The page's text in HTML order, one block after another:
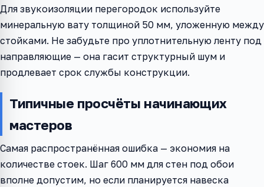
Для звукоизоляции перегородок используйте
минеральную вату толщиной 50 мм, уложенную между
стойками. Не забудьте про уплотнительную ленту под
направляющие — она гасит структурный шум и
продлевает срок службы конструкции.
Типичные просчёты начинающих
мастеров
Самая распространённая ошибка — экономия на
количестве стоек. Шаг 600 мм для стен под обои
вполне допустим, но если планируется навеска